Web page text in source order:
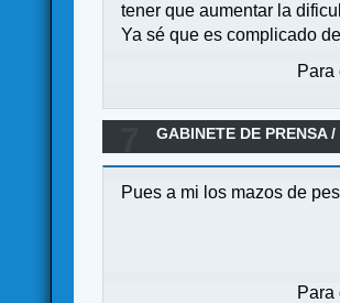
tener que aumentar la
Ya sé que es complicado
Para
GABINETE DE PRENSA/
Pues a mi los mazos de
Para